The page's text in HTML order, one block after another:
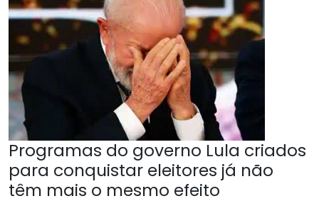
Programas do governo Lula criados
para conquistar eleitores já não
têm mais o mesmo efeito